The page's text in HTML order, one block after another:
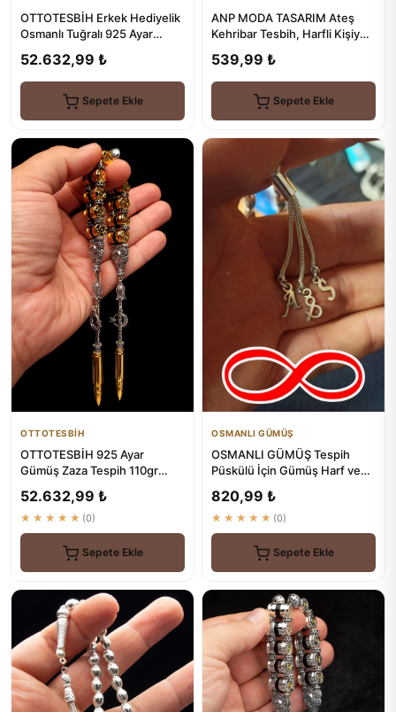
OTTOTESBİH Erkek Hediyelik
Osmanlı Tuğralı 925 Ayar
52.632,99 ₺
Sepete Ekle
ANP MODA TASARIM Ateş
Kehribar Tesbih, Harfli Kişiye
539,99 ₺
Sepete Ekle
OTTOTESBİH
OTTOTESBİH 925 Ayar
Gümüş Zaza Tespih 110gr
52.632,99 ₺
★★★★★ (0)
Sepete Ekle
OSMANLI GÜMÜŞ
OSMANLI GÜMÜŞ Tespih
Püskülü İçin Gümüş Harf ve
820,99 ₺
★★★★★ (0)
Sepete Ekle